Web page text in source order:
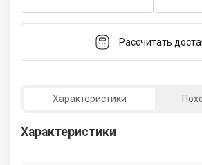
Рассчитать
Характеристики
Характеристики